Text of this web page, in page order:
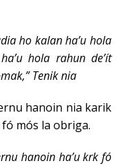
ho kalan ha’u hola
hola rahun de’ít
Tenik nia
hanoin nia karik
mós la obriga.
hanoin ha’u krk fó